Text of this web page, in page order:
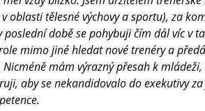
tělesné výchovy a sportu), za
době se pohybuji čím dál víc v
mimo jiné hledat nové trenéry a
mám výrazný přesah k
aby se nekandidovalo do exekutivy za